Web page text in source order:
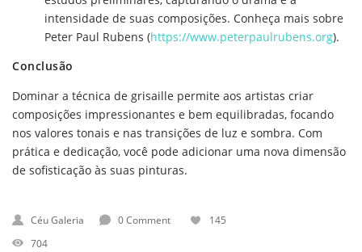
intensidade de suas composições. Conheça mais sobre
Peter Paul Rubens (https://www.peterpaulrubens.org).
Conclusão
Dominar a técnica de grisaille permite aos artistas criar
composições impressionantes e bem equilibradas, focando
nos valores tonais e nas transições de luz e sombra. Com
prática e dedicação, você pode adicionar uma nova dimensão
de sofisticação às suas pinturas.
Céu Galeria 0 Comment
145
704